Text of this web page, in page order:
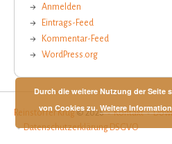
Anmelden
Eintrags-Feed
Kommentar-Feed
WordPress.org
Reinstorfer Krug© 2026 Kontakt
Datenschutzerklärung DSGVO
Durch die weitere Nutzung der Seite
von Cookies zu.Weitere